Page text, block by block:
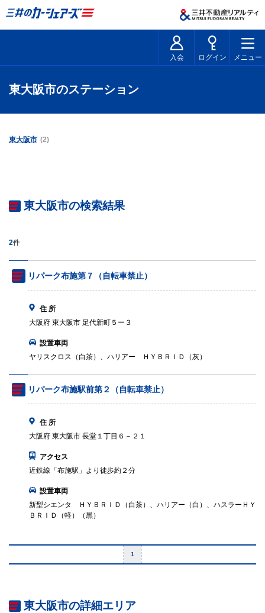
入会 ログイン メニュー
東大阪市のステーション
東大阪市 (2)
東大阪市の検索結果
2件
リパーク布施第７（自転車禁止）
住 所
大阪府 東大阪市 足代新町５ー３
設置車両
ヤリスクロス（白茶）、ハリアー ＨＹＢＲＩＤ（灰）
リパーク布施駅前第２（自転車禁止）
住 所
大阪府 東大阪市 長堂１丁目６－２１
アクセス
近鉄線「布施駅」より徒歩約２分
設置車両
新型シエンタ ＨＹＢＲＩＤ（白茶）、ハリアー（白）、ハスラーＨＹ
ＢＲＩＤ（軽）（黒）
1
東大阪市の詳細エリア